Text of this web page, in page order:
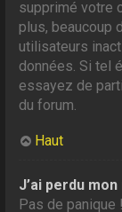
supprimé votre
plus, beaucoup
utilisateurs
données. Si tel
essayez de
du forum.
Haut
J’ai perdu
Pas de